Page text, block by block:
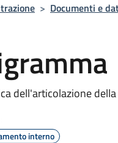
> Documenti e
dell'articolazione
interno